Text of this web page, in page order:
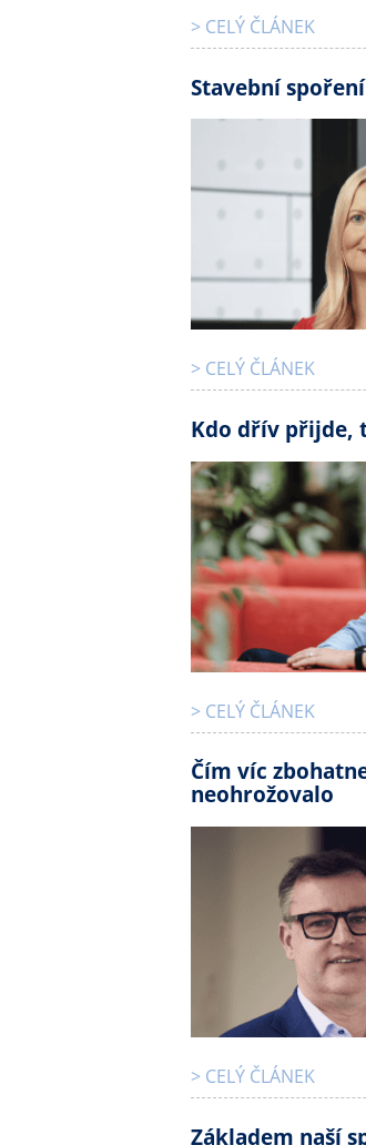
> CELÝ ČLÁNEK
Stavební
> CELÝ ČLÁNEK
Kdo dřív přijde,
> CELÝ ČLÁNEK
Čím víc
neohrožovalo
> CELÝ ČLÁNEK
Základem naší